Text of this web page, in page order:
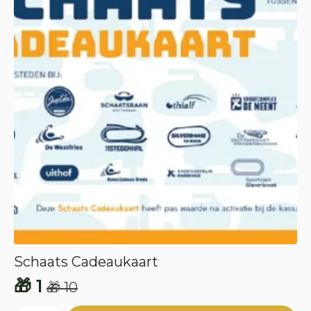
Schaats Cadeaukaart
🎁10
Oorspronkelijke
🎁 1
Huidige